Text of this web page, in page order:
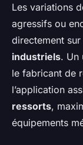
Les variations
agressifs ou
directement sur
industriels. Un
le fabricant de
l’application
ressorts,
équipements